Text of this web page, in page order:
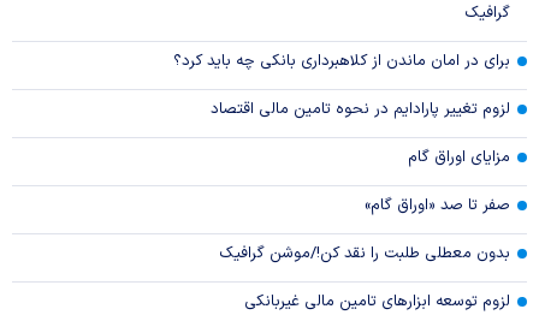
گرافیک
برای در امان ماندن از کلاهبرداری بانکی چه باید کرد؟
لزوم تغییر پارادایم در نحوه تامین مالی اقتصاد
مزایای اوراق گام
صفر تا صد «اوراق گام»
بدون معطلی طلبت را نقد کن!/موشن گرافیک
لزوم توسعه ابزارهای تامین مالی غیربانکی